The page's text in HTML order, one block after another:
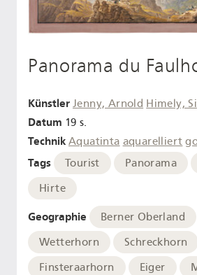
Panorama du
Künstler Jenny, Arnold Himely,
Datum 19 s.
Technik Aquatinta aquarelliert
Tags Tourist Panorama
Hirte
Geographie Berner Oberland
Wetterhorn
Schreckhorn
Finsteraarhorn
Eiger